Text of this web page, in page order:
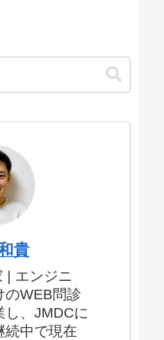
貴
| エンジニ
のWEB問診
し、JMDCに
続中で現在